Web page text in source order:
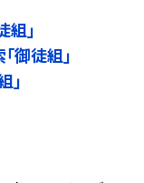
組」
御徒組」
」